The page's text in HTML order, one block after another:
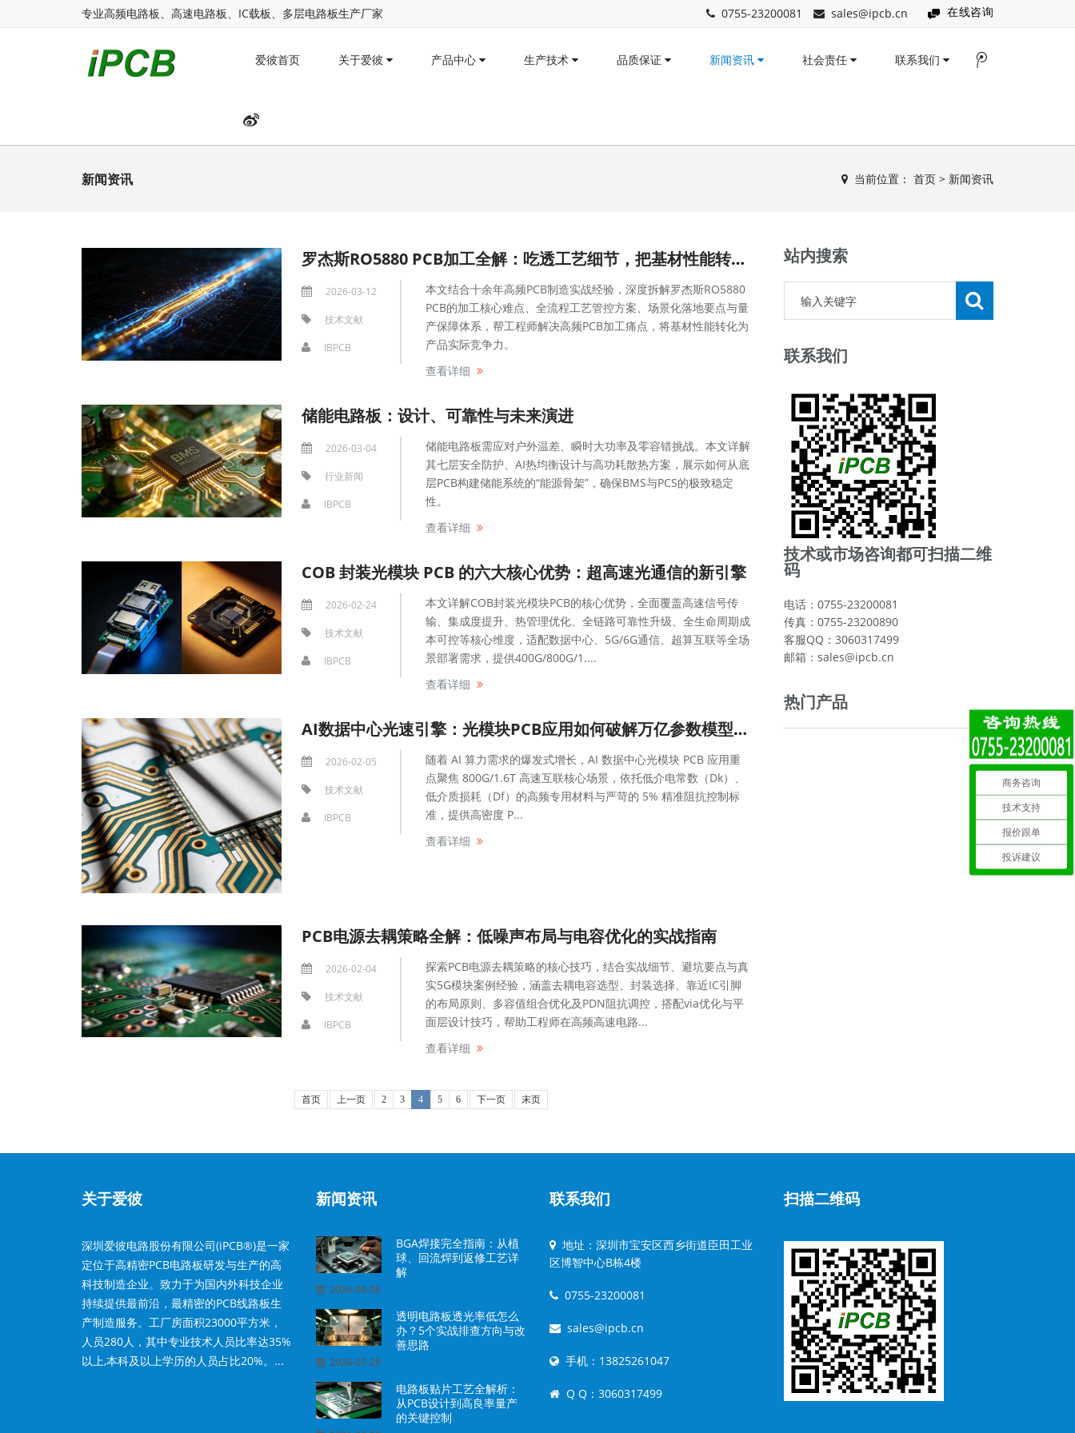
专业高频电路板、高速电路板、IC载板、多层电路板生产厂家 0755-23200081 sales@ipcb.cn 在线咨询
爱彼首页 关于爱彼 产品中心 生产技术 品质保证 新闻资讯 社会责任 联系我们
新闻资讯 当前位置： 首页 > 新闻资讯
罗杰斯RO5880 PCB加工全解：吃透工艺细节，把基材性能转化为产品实力
2026-03-12
技术文献
IBPCB
本文结合十余年高频PCB制造实战经验，深度拆解罗杰斯RO5880
PCB的加工核心难点、全流程工艺管控方案、场景化落地要点与量
产保障体系，帮工程师解决高频PCB加工痛点，将基材性能转化为
产品实际竞争力。
查看详细
储能电路板：设计、可靠性与未来演进
2026-03-04
行业新闻
IBPCB
储能电路板需应对户外温差、瞬时大功率及零容错挑战。本文详解
其七层安全防护、AI热均衡设计与高功耗散热方案，展示如何从底
层PCB构建储能系统的“能源骨架”，确保BMS与PCS的极致稳定
性。
查看详细
COB 封装光模块 PCB 的六大核心优势：超高速光通信的新引擎
2026-02-24
技术文献
IBPCB
本文详解COB封装光模块PCB的核心优势，全面覆盖高速信号传
输、集成度提升、热管理优化、全链路可靠性升级、全生命周期成
本可控等核心维度，适配数据中心、5G/6G通信、超算互联等全场
景部署需求，提供400G/800G/1....
查看详细
AI数据中心光速引擎：光模块PCB应用如何破解万亿参数模型的传输瓶颈
2026-02-05
技术文献
IBPCB
随着 AI 算力需求的爆发式增长，AI 数据中心光模块 PCB 应用重
点聚焦 800G/1.6T 高速互联核心场景，依托低介电常数（Dk）、
低介质损耗（Df）的高频专用材料与严苛的 5% 精准阻抗控制标
准，提供高密度 P...
查看详细
PCB电源去耦策略全解：低噪声布局与电容优化的实战指南
2026-02-04
技术文献
IBPCB
探索PCB电源去耦策略的核心技巧，结合实战细节、避坑要点与真
实5G模块案例经验，涵盖去耦电容选型、封装选择、靠近IC引脚
的布局原则、多容值组合优化及PDN阻抗调控，搭配via优化与平
面层设计技巧，帮助工程师在高频高速电路...
查看详细
首页 上一页 2 3 4 5 6 下一页 末页
站内搜索
联系我们
技术或市场咨询都可扫描二维
码
电话：0755-23200081
传真：0755-23200890
客服QQ：3060317499
邮箱：sales@ipcb.cn
热门产品
关于爱彼
深圳爱彼电路股份有限公司(iPCB®)是一家
定位于高精密PCB电路板研发与生产的高
科技制造企业。致力于为国内外科技企业
持续提供最前沿，最精密的PCB线路板生
产制造服务。工厂房面积23000平方米，
人员280人，其中专业技术人员比率达35%
以上,本科及以上学历的人员占比20%。...
新闻资讯
BGA焊接完全指南：从植
球、回流焊到返修工艺详
解
2026-08-06
透明电路板透光率低怎么
办？5个实战排查方向与改
善思路
2026-07-29
电路板贴片工艺全解析：
从PCB设计到高良率量产
的关键控制
联系我们
地址：深圳市宝安区西乡街道臣田工业
区博智中心B栋4楼
0755-23200081
sales@ipcb.cn
手机：13825261047
Q Q：3060317499
扫描二维码
商务咨询
技术支持
报价跟单
投诉建议